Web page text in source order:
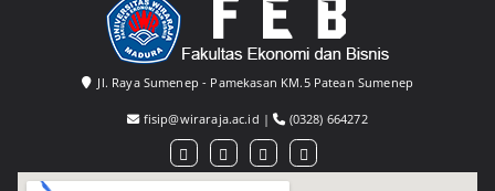
Jl. Raya Sumenep - Pamekasan KM.5 Patean Sumenep
fisip@wiraraja.ac.id | (0328) 664272